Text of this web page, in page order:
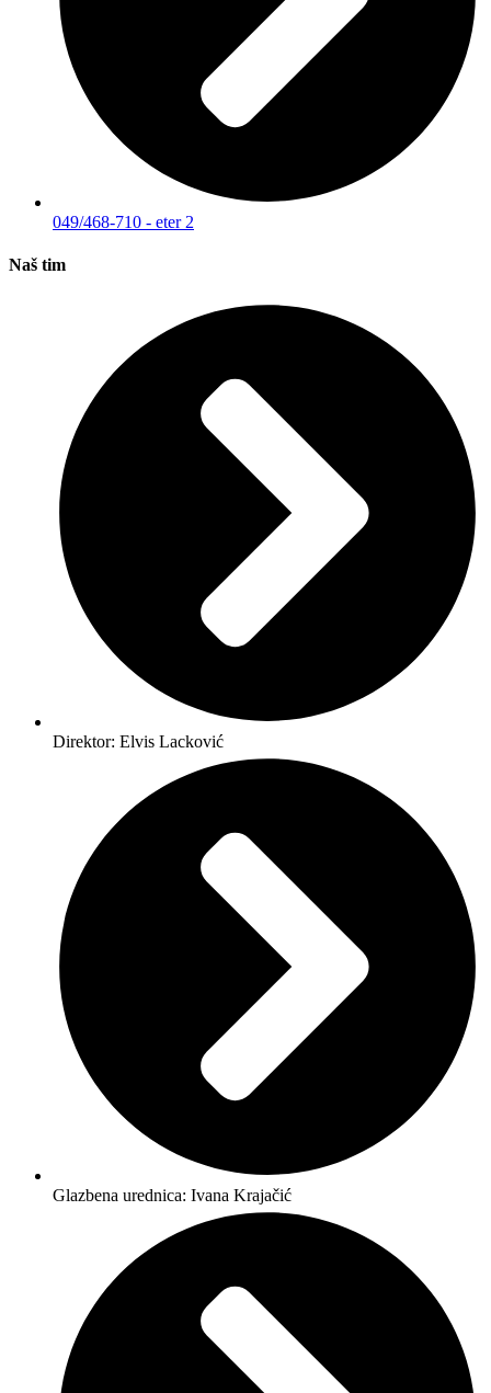
049/468-710 - eter 2
Naš tim
Direktor: Elvis Lacković
Glazbena urednica: Ivana Krajačić